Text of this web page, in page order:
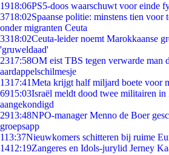
1918:06PS5-doos waarschuwt voor einde
3718:02Spaanse politie: minstens tien voor
onder migranten Ceuta
3318:02Ceuta-leider noemt Marokkaanse
'gruweldaad'
2317:58OM eist TBS tegen verwarde man
aardappelschilmesje
1317:41Meta krijgt half miljard boete voor
6915:03Israël meldt dood twee militairen
aangekondigd
2913:48NPO-manager Menno de Boer
groepsapp
113:37Nieuwkomers schitteren bij ruime
1412:19Zangeres en Idols-jurylid Jerney